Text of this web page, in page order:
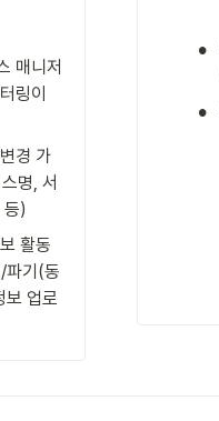
매니저
링이
경 가
명, 서
등)
활동
파기(동
보 업로
•
•